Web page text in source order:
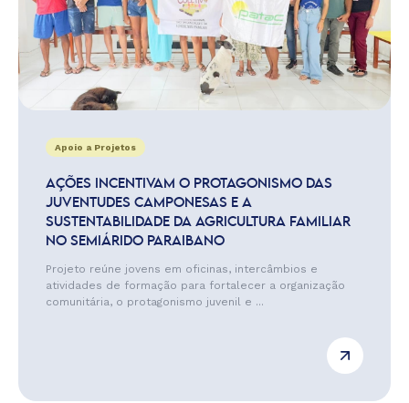
Apoio a Projetos
AÇÕES INCENTIVAM O PROTAGONISMO DAS
JUVENTUDES CAMPONESAS E A
SUSTENTABILIDADE DA AGRICULTURA FAMILIAR
NO SEMIÁRIDO PARAIBANO
Projeto reúne jovens em oficinas, intercâmbios e
atividades de formação para fortalecer a organização
comunitária, o protagonismo juvenil e ...